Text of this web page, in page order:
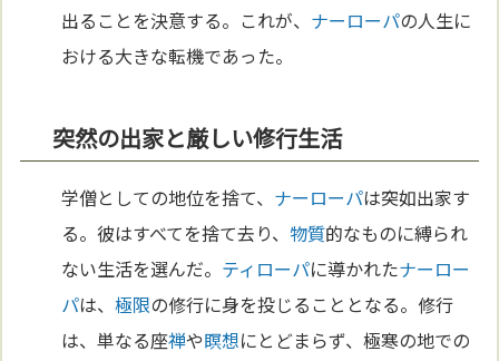
出ることを決意する。これが、 ナーローパの人生に
おける大きな転機であった。
突然の出家と厳しい修行生活
学僧としての地位を捨て、 ナーローパは突如出家す
る。彼はすべてを捨て去り、 物質的なものに縛られ
ない生活を選んだ。 ティローパに導かれたナーロー
パは、極限の修行に身を投じることとなる。修行
は、単なる座禅や瞑想にとどまらず、極寒の地での